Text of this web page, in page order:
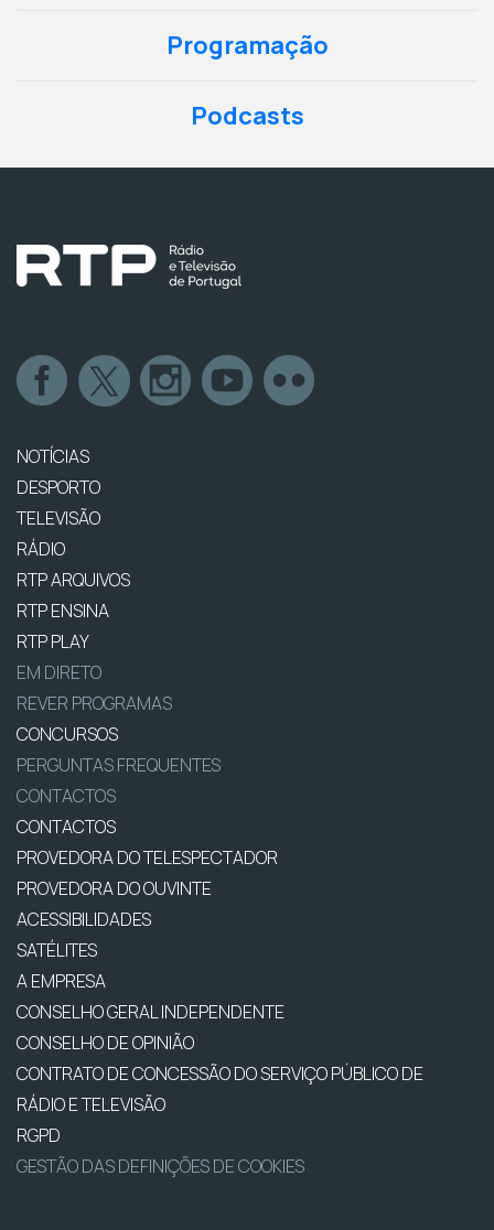
Programação
Podcasts
NOTÍCIAS
DESPORTO
TELEVISÃO
RÁDIO
RTP ARQUIVOS
RTP ENSINA
RTP PLAY
EM DIRETO
REVER PROGRAMAS
CONCURSOS
PERGUNTAS FREQUENTES
CONTACTOS
CONTACTOS
PROVEDORA DO TELESPECTADOR
PROVEDORA DO OUVINTE
ACESSIBILIDADES
SATÉLITES
A EMPRESA
CONSELHO GERAL INDEPENDENTE
CONSELHO DE OPINIÃO
CONTRATO DE CONCESSÃO DO SERVIÇO PÚBLICO DE
RÁDIO E TELEVISÃO
RGPD
GESTÃO DAS DEFINIÇÕES DE COOKIES